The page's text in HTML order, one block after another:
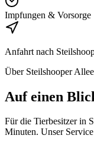
Impfungen & Vorsorge
Anfahrt nach
Über Steilshooper Allee
Auf einen
Für die Tierbesitzer in
Minuten. Unser